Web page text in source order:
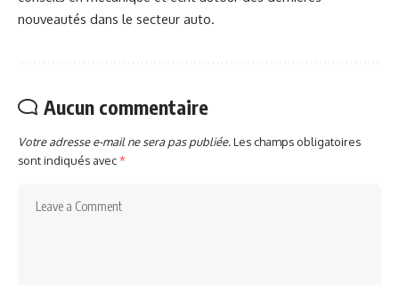
nouveautés dans le secteur auto.
Aucun commentaire
Votre adresse e-mail ne sera pas publiée.Les champs obligatoires
sont indiqués avec*